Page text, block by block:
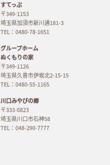
すてっぷ
〒349-1153
埼玉県加須市新川通181-3
TEL：0480-78-1651
グループホーム
ぬくもりの家
〒349-1126
埼玉県久喜市伊坂北2-15-15
TEL：0480-55-1165
川口みやびの郷
〒333-0823
埼玉県川口市石神58
TEL：048-290-7777